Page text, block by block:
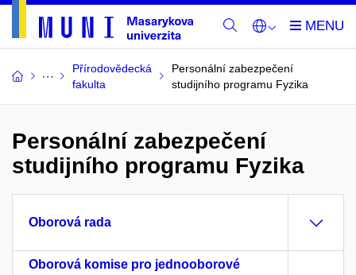
Přírodovědecká
fakulta
Personální zabezpečení
studijního programu Fyzika
Personální zabezpečení
studijního programu Fyzika
Oborová rada
Oborová komise pro jednooborové